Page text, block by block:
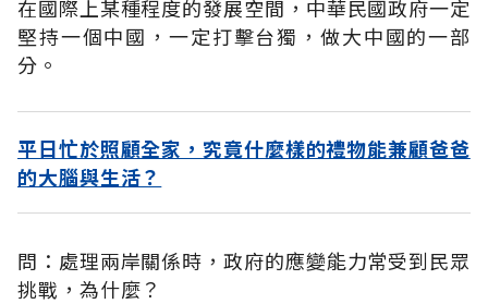
在國際上某種程度的發展空間，中華民國政府一定
堅持一個中國，一定打擊台獨，做大中國的一部
分。
平日忙於照顧全家，究竟什麼樣的禮物能兼顧爸爸
的大腦與生活？
問：處理兩岸關係時，政府的應變能力常受到民眾
挑戰，為什麼？